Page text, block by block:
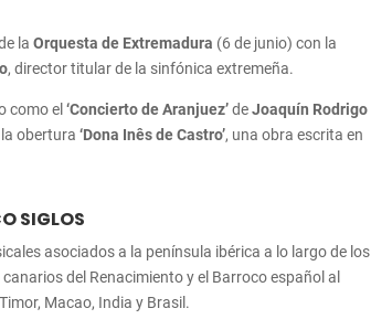
laOrquesta de Extremadura (6 de junio) con la
, director titular de la sinfónica extremeña.
como el‘Concierto de Aranjuez’deJoaquín Rodrigo
la obertura‘Dona Inês de Castro’, una obra escrita en
SIGLOS
asociados a la península ibérica a lo largo de los
del Renacimiento y el Barroco español al
Macao, India y Brasil.